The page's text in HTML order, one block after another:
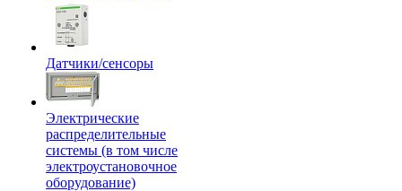
Датчики/сенсоры
Электрические
распределительные
системы (в том числе
электроустановочное
оборудование)